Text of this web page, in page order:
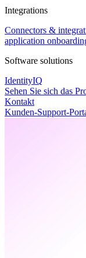
Integrations
Connectors &
application
Software solutions
IdentityIQ
Sehen Sie sich das
Kontakt
Kunden-Support-